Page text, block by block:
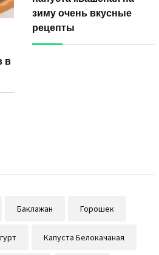
в
зиму очень вкусные
рецепты
Баклажан Горошек
Капуста Белокачаная